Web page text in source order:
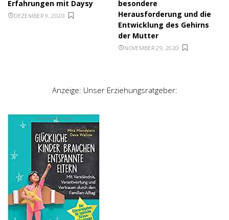
Erfahrungen mit Daysy
DEZEMBER 9, 2020
besondere
Herausforderung und die
Entwicklung des Gehirns
der Mutter
NOVEMBER 29, 2020
Anzeige: Unser Erziehungsratgeber: